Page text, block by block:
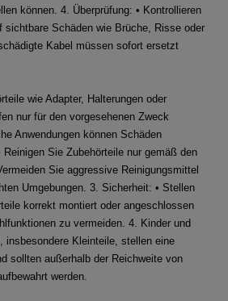
können. 4. Überprüfung: • Kontrollieren
sichtbare Schäden wie Brüche, Risse oder
Kabel müssen sofort ersetzt
wie Adapter, Halterungen oder
nur für den vorgesehenen Zweck
Anwendungen können Schäden
Sie Zubehörteile nur gemäß den
Sie aggressive Reinigungsmittel
Umgebungen. 3. Sicherheit: • Stellen
korrekt montiert oder angeschlossen
zu vermeiden. 4. Kinder und
insbesondere Kleinteile, stellen eine
sollten außerhalb der Reichweite von
werden.